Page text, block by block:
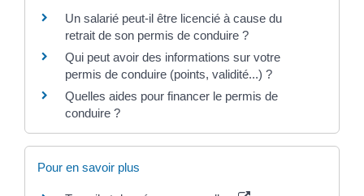
Un salarié peut-il être licencié à cause du
retrait de son permis de conduire ?
Qui peut avoir des informations sur votre
permis de conduire (points, validité...) ?
Quelles aides pour financer le permis de
conduire ?
Pour en savoir plus